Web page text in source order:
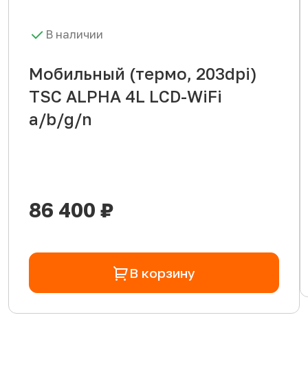
В наличии
Мобильный (термо, 203dpi)
TSC ALPHA 4L LCD-WiFi
a/b/g/n
86 400 ₽
В корзину